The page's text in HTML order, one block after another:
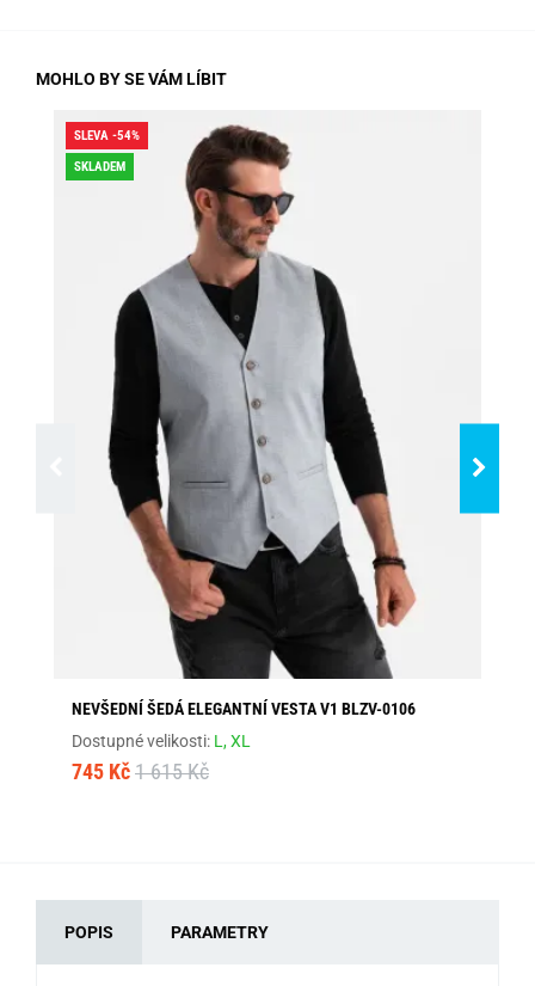
MOHLO BY SE VÁM LÍBIT
SLEVA -54%
SKLADEM
NEVŠEDNÍ ŠEDÁ ELEGANTNÍ VESTA V1 BLZV-0106
Dostupné velikosti: L,XL
745 Kč 1 615 Kč
POPIS PARAMETRY